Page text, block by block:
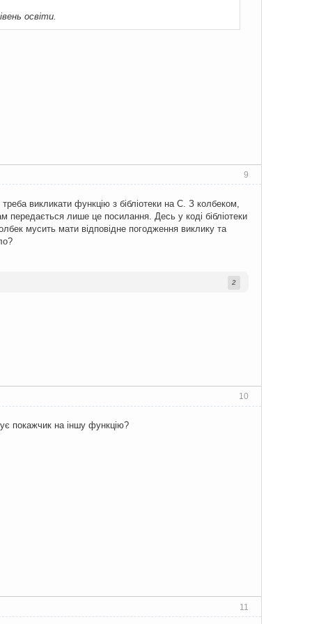
освіти.
9
викликати функцію з бібліотеки на C. З колбеком,
передається лише це посилання. Десь у коді бібліотеки
мусить мати відповідне погодження виклику та
2
10
покажчик на іншу функцію?
11